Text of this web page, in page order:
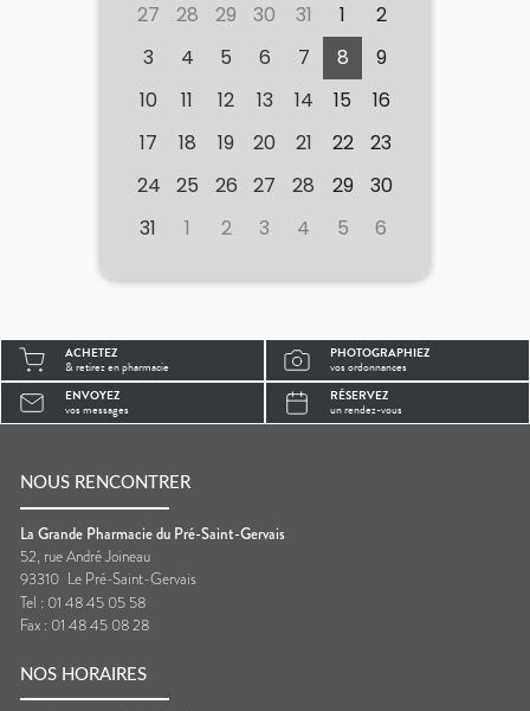
27 28 29 30 31 1
2
3
4 5 6 7 8
9
10
11 12 13 14 15
16
17
18 19 20 21 22
23
24
25 26 27 28 29
30
31
1 2 3 4 5 6
ACHETEZ
& retirez en pharmacie
PHOTOGRAPHIEZ
vos ordonnances
ENVOYEZ
vos messages
RÉSERVEZ
un rendez-vous
NOUS RENCONTRER
La Grande Pharmacie du Pré-Saint-Gervais
52, rue André Joineau
93310 Le Pré-Saint-Gervais
Tel : 01 48 45 05 58
Fax : 01 48 45 08 28
NOS HORAIRES